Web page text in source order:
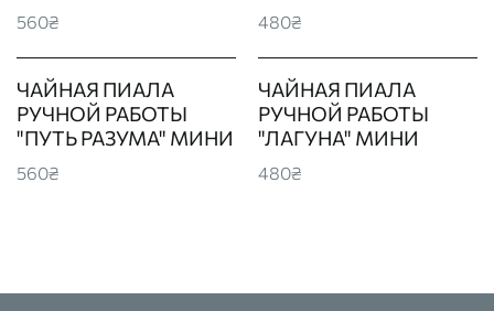
560₴ 480₴
ЧАЙНАЯ ПИАЛА
РУЧНОЙ РАБОТЫ
"ПУТЬ РАЗУМА" МИНИ
560₴
ЧАЙНАЯ ПИАЛА
РУЧНОЙ РАБОТЫ
"ЛАГУНА" МИНИ
480₴